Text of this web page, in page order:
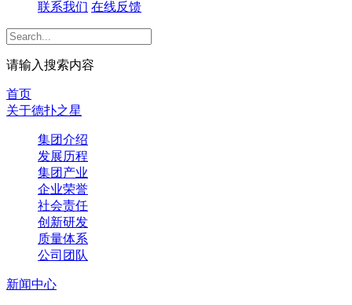
联系我们 在线反馈
请输入搜索内容
首页
关于德扑之星
集团介绍
发展历程
集团产业
企业荣誉
社会责任
创新研发
质量体系
公司团队
新闻中心